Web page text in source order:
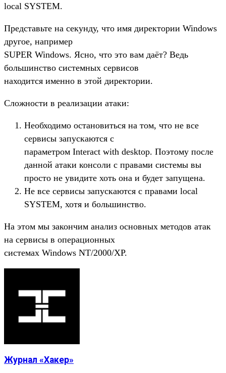
local SYSTEM.
Представьте на секунду, что имя директории Windows
другое, например
SUPER Windows. Ясно, что это вам даёт? Ведь
большинство системных сервисов
находится именно в этой директории.
Сложности в реализации атаки:
Необходимо остановиться на том, что не все
сервисы запускаются с
параметром Interact with desktop. Поэтому после
данной атаки консоли с правами системы вы
просто не увидите хоть она и будет запущена.
Не все сервисы запускаются с правами local
SYSTEM, хотя и большинство.
На этом мы закончим анализ основных методов атак
на сервисы в операционных
системах Windows NT/2000/XP.
Журнал «Хакер»